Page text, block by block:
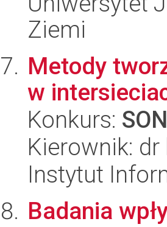
Ziemi
Metody
w
Konkurs:
Kierownik: dr
Instytut
Badania